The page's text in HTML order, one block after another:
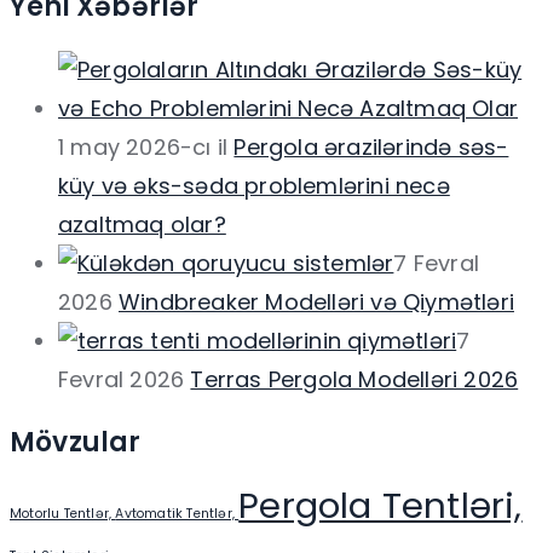
1 may 2026-cı il Pergola ərazilərində səs-
küy və əks-səda problemlərini necə
azaltmaq olar?
7 Fevral
2026 Windbreaker Modelləri və Qiymətləri
7
Fevral 2026 Terras Pergola Modelləri 2026
Mövzular
Motorlu Tentlər,Avtomatik Tentlər, Pergola Tentləri,